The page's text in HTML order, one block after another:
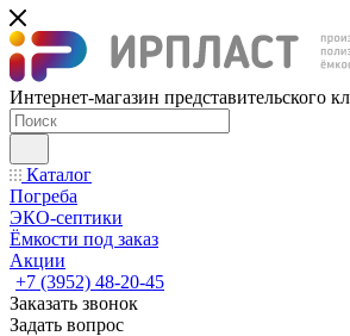
Интернет-магазин представительского
Каталог
Погреба
ЭКО-септики
Ёмкости под заказ
Акции
+7 (3952) 48-20-45
Заказать звонок
Задать вопрос